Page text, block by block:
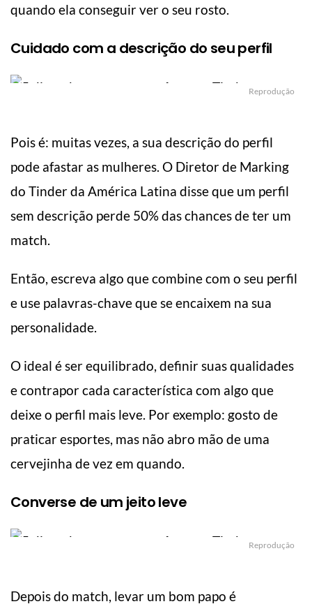
quando ela conseguir ver o seu rosto.
Cuidado com a descrição do seu perfil
Reprodução
Pois é: muitas vezes, a sua descrição do perfil
pode afastar as mulheres. O Diretor de Marking
do Tinder da América Latina disse que um perfil
sem descrição perde 50% das chances de ter um
match.
Então, escreva algo que combine com o seu perfil
e use palavras-chave que se encaixem na sua
personalidade.
O ideal é ser equilibrado, definir suas qualidades
e contrapor cada característica com algo que
deixe o perfil mais leve. Por exemplo: gosto de
praticar esportes, mas não abro mão de uma
cervejinha de vez em quando.
Converse de um jeito leve
Reprodução
Depois do match, levar um bom papo é